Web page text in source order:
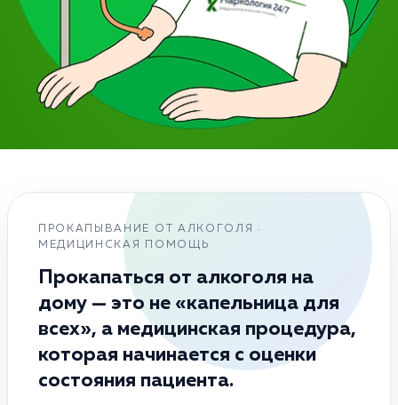
ПРОКАПЫВАНИЕ ОТ АЛКОГОЛЯ ·
МЕДИЦИНСКАЯ ПОМОЩЬ
Прокапаться от алкоголя на
дому — это не «капельница для
всех», а медицинская процедура,
которая начинается с оценки
состояния пациента.